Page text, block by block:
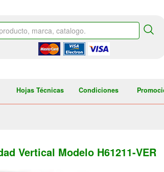
Hojas Técnicas Condiciones
Vertical Modelo H61211-VER